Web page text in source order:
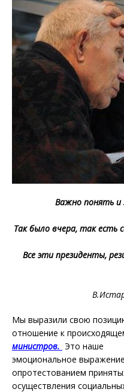
Важно понять и
Так было вчера, так есть
Все эти президенты,
Мы выразили свою
отношение к
министров. Это наше
эмоциональное
опротестованием
осуществления